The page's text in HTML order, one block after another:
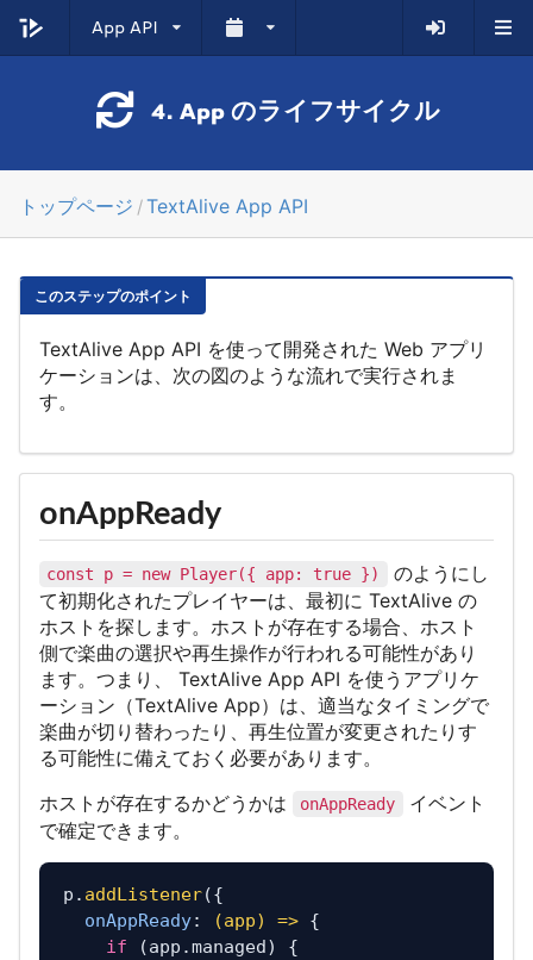
App API
4. App のライフサイクル
トップページ /TextAlive App API
このステップのポイント
TextAlive App API を使って開発された Web アプリ
ケーションは、次の図のような流れで実行されま
す。
onAppReady
const p = new Player({ app: true })
のようにし
て初期化されたプレイヤーは、最初に TextAlive の
ホストを探します。ホストが存在する場合、ホスト
側で楽曲の選択や再生操作が行われる可能性があり
ます。つまり、 TextAlive App API を使うアプリケ
ーション（TextAlive App）は、適当なタイミングで
楽曲が切り替わったり、再生位置が変更されたりす
る可能性に備えておく必要があります。
ホストが存在するかどうかは
onAppReady
イベント
で確定できます。
p. addListener({
onAppReady: (app) => {
if (app.managed) {